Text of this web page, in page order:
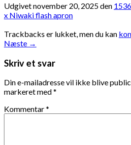
Udgivetnovember 20, 2025den
x Niwaki flash apron
Trackbacks er lukket, men du kan
Næste →
Skriv et svar
Din e-mailadresse vil ikke blive
markeret med*
Kommentar*